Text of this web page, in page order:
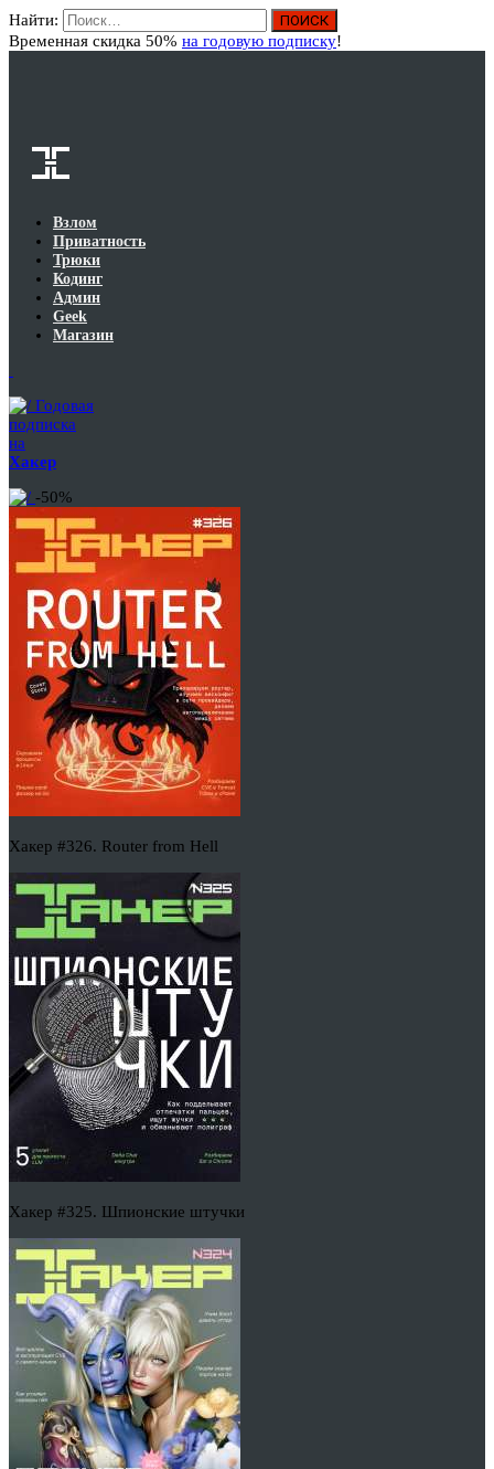
Найти:
Временная скидка 50% на годовую подписку!
Взлом
Приватность
Трюки
Кодинг
Админ
Geek
Магазин
Годовая
подписка
на
Хакер
-50%
Хакер #326. Router from Hell
Хакер #325. Шпионские штучки